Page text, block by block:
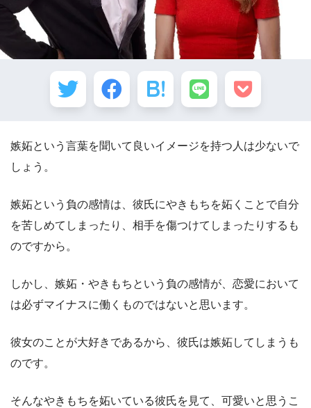
嫉妬という言葉を聞いて良いイメージを持つ人は少ないで
しょう。
嫉妬という負の感情は、彼氏にやきもちを妬くことで自分
を苦しめてしまったり、相手を傷つけてしまったりするも
のですから。
しかし、嫉妬・やきもちという負の感情が、恋愛において
は必ずマイナスに働くものではないと思います。
彼女のことが大好きであるから、彼氏は嫉妬してしまうも
のです。
そんなやきもちを妬いている彼氏を見て、可愛いと思うこ